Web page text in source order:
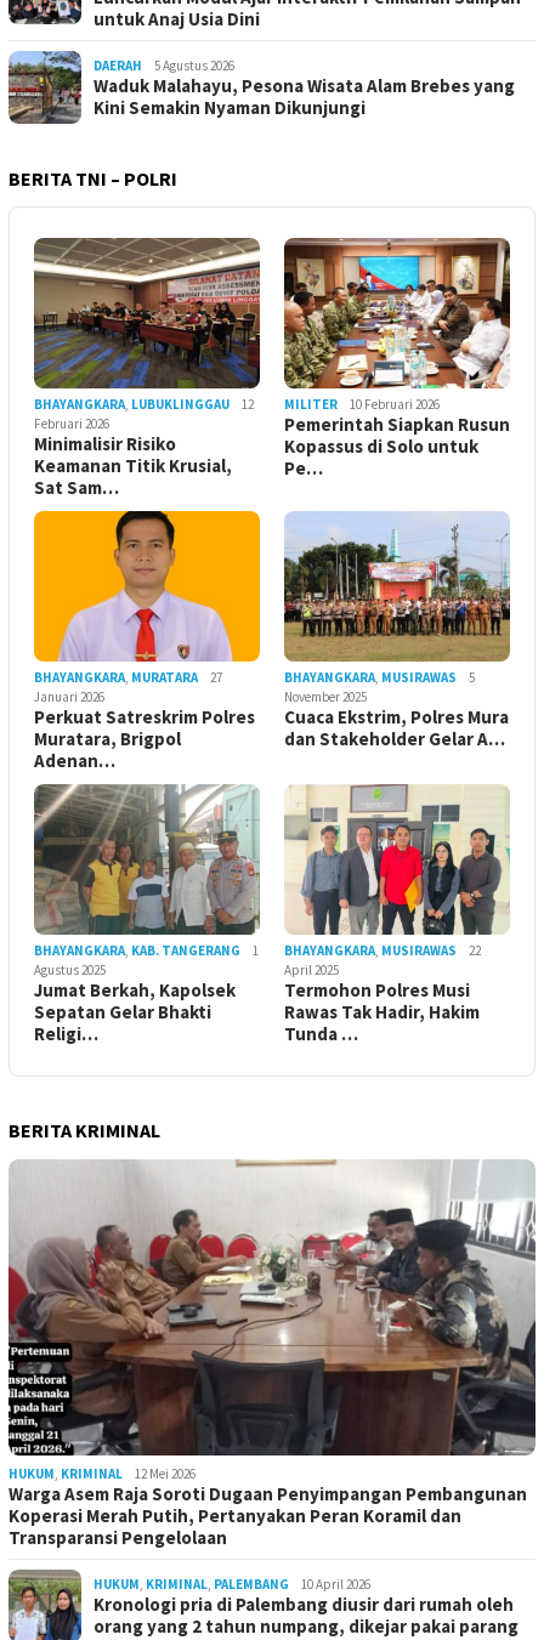
untuk Anaj Usia Dini
DAERAH 5 Agustus 2026
Waduk Malahayu, Pesona Wisata Alam Brebes yang
Kini Semakin Nyaman Dikunjungi
BERITA TNI – POLRI
BHAYANGKARA, LUBUKLINGGAU
12
Februari 2026
Minimalisir Risiko
Keamanan Titik Krusial,
Sat Sam…
MILITER 10 Februari 2026
Pemerintah Siapkan Rusun
Kopassus di Solo untuk
Pe…
BHAYANGKARA, MURATARA
27
Januari 2026
Perkuat Satreskrim Polres
Muratara, Brigpol
Adenan…
BHAYANGKARA, MUSIRAWAS
5
November 2025
Cuaca Ekstrim, Polres Mura
dan Stakeholder Gelar A…
BHAYANGKARA, KAB. TANGERANG
1
Agustus 2025
Jumat Berkah, Kapolsek
Sepatan Gelar Bhakti
Religi…
BHAYANGKARA, MUSIRAWAS
22
April 2025
Termohon Polres Musi
Rawas Tak Hadir, Hakim
Tunda …
BERITA KRIMINAL
HUKUM, KRIMINAL 12 Mei 2026
Warga Asem Raja Soroti Dugaan Penyimpangan Pembangunan
Koperasi Merah Putih, Pertanyakan Peran Koramil dan
Transparansi Pengelolaan
HUKUM, KRIMINAL, PALEMBANG 10 April 2026
Kronologi pria di Palembang diusir dari rumah oleh
orang yang 2 tahun numpang, dikejar pakai parang